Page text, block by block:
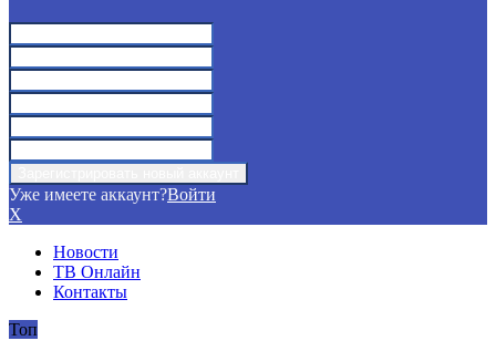
Уже имеете аккаунт?Войти
X
Новости
ТВ Онлайн
Контакты
Топ